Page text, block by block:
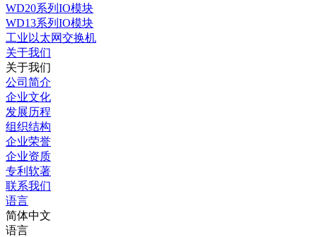
WD20系列IO模块
WD13系列IO模块
工业以太网交换机
关于我们
关于我们
公司简介
企业文化
发展历程
组织结构
企业荣誉
企业资质
专利软著
联系我们
语言
简体中文
语言